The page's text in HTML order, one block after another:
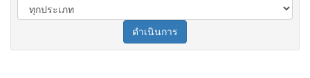
ดำเนินการ